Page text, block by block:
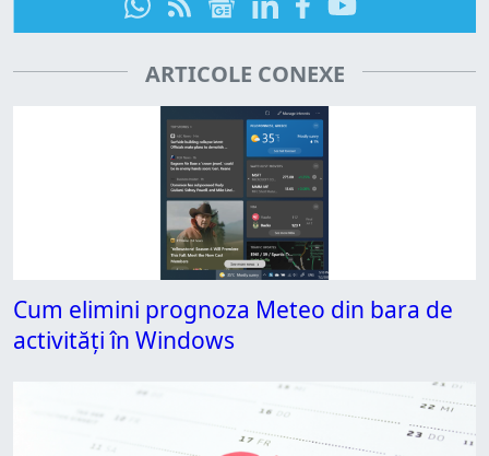
ARTICOLE CONEXE
Cum elimini prognoza Meteo din bara de
activități în Windows